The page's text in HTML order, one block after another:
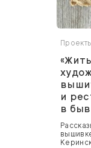
и
в